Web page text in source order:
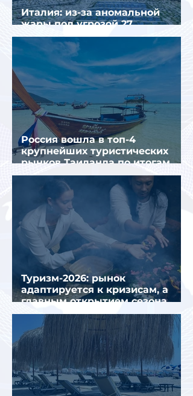
Италия: из-за аномальной
жары под угрозой 27
крупнейших городов
Россия вошла в топ-4
крупнейших туристических
рынков Таиланда по итогам
семи месяцев 2026 года
Туризм-2026: рынок
адаптируется к кризисам, а
главным открытием сезона
стал Вьетнам